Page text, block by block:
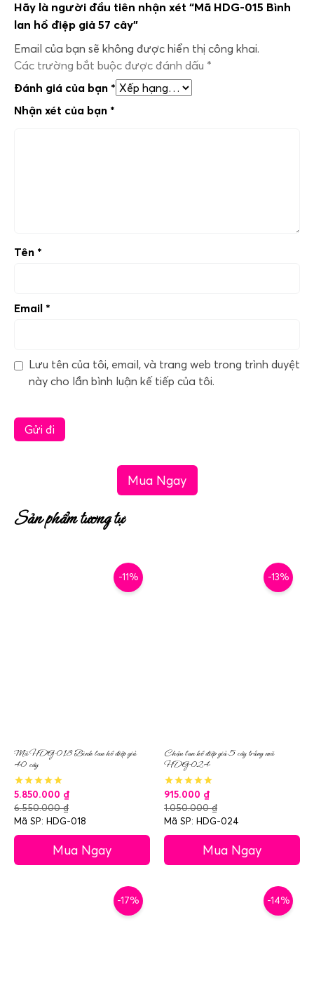
Hãy là người đầu tiên nhận xét “Mã HDG-015 Bình
lan hồ điệp giả 57 cây”
Email của bạn sẽ không được hiển thị công khai.
Các trường bắt buộc được đánh dấu *
Đánh giá của bạn *
Nhận xét của bạn *
Tên *
Email *
Lưu tên của tôi, email, và trang web trong trình duyệt
này cho lần bình luận kế tiếp của tôi.
Mua Ngay
Sản phẩm tương tự
-11%
Mã HDG-018 Bình lan hồ điệp giả
40 cây
5.850.000 ₫
6.550.000₫
Mã SP: HDG-018
Mua Ngay
-13%
Chậu lan hồ điệp giả 5 cây trắng mã
HDG-024
915.000 ₫
1.050.000₫
Mã SP: HDG-024
Mua Ngay
-17% -14%